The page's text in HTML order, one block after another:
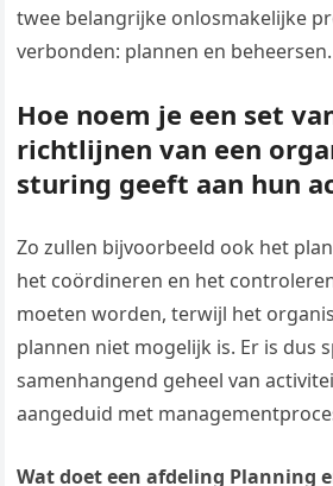
twee belangrijke onlosmakelijke
verbonden: plannen en beheersen.
Hoe noem je een set
richtlijnen van een
sturing geeft aan hun
Zo zullen bijvoorbeeld ook het
het coördineren en het
moeten worden, terwijl het
plannen niet mogelijk is. Er is dus
samenhangend geheel van
aangeduid met
Wat doet een afdeling Planning